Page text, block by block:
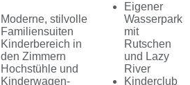
Moderne, stilvolle
Familiensuiten
Kinderbereich in
den Zimmern
Hochstühle und
Kinderwagen-
Eigener
Wasserpark
mit
Rutschen
und Lazy
River
Kinderclub